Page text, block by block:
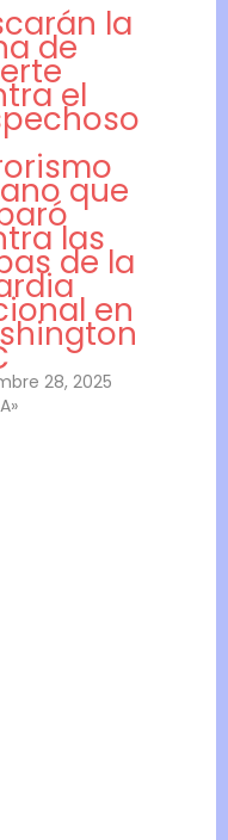
la
de
el
que
las
de la
en
28, 2025